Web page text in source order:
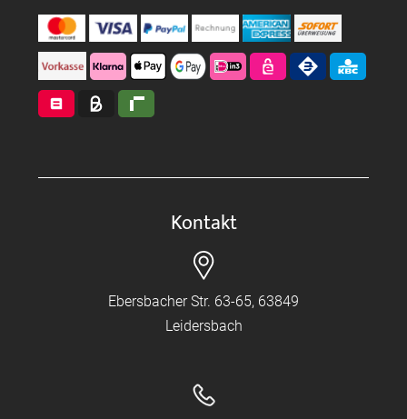
Kontakt
Ebersbacher Str. 63-65, 63849
Leidersbach